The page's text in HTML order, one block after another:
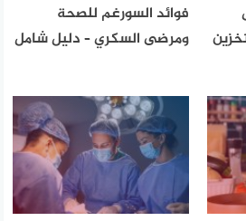
فوائد السورغم للصحة
ومرضى السكري – دليل شامل